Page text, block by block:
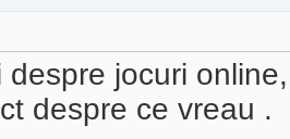
despre jocuri
despre ce vreau .